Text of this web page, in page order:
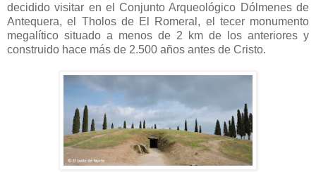
decidido visitar en el Conjunto Arqueológico Dólmenes de
Antequera, el Tholos de El Romeral, el tecer monumento
megalítico situado a menos de 2 km de los anteriores y
construido hace más de 2.500 años antes de Cristo.